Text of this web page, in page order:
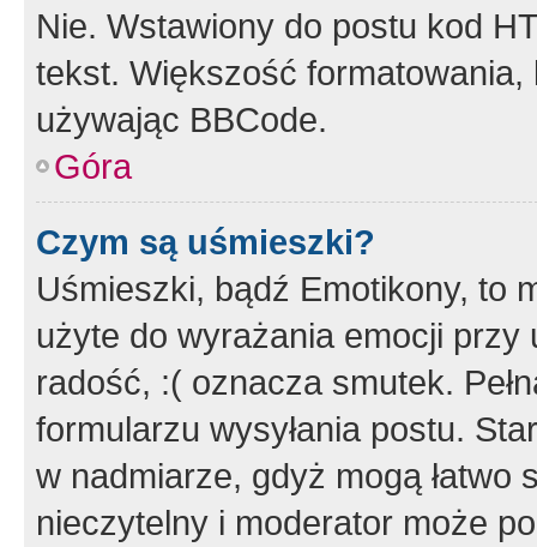
Nie. Wstawiony do postu kod
tekst. Większość
używając BBCode.
Góra
Czym są uśmieszki?
Uśmieszki, bądź Emotikony, to
użyte do wyrażania emocji
radość, :( oznacza smutek.
formularzu wysyłania postu.
w nadmiarze, gdyż mogą
nieczytelny i moderator może